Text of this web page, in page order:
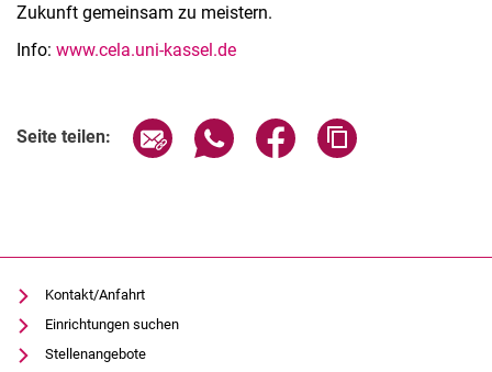
Zukunft gemeinsam zu meistern.
Info: www.cela.uni-kassel.de
Seite teilen: Seite über E-Mail teilen
Seite über WhatsApp teilen
Seite über Facebook
Kontakt/Anfahrt
Einrichtungen suchen
Stellenangebote